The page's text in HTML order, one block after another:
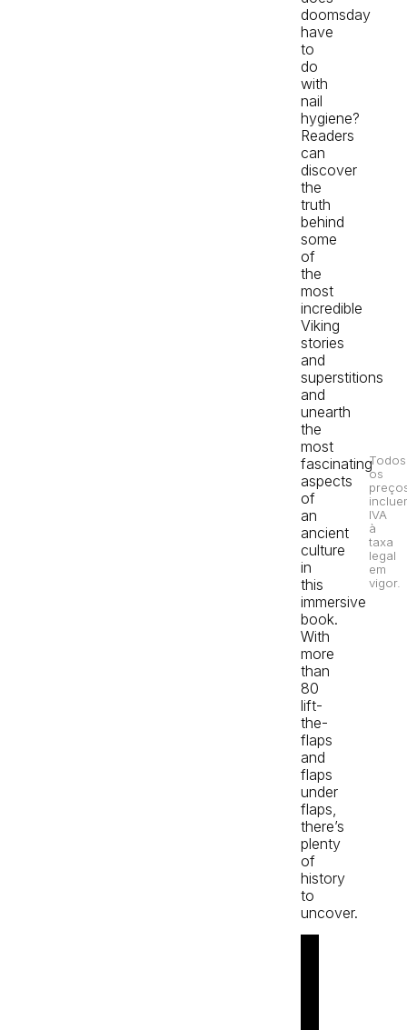
doomsday
have
to
do
with
nail
hygiene?
Readers
can
discover
the
truth
behind
some
of
the
most
incredible
Viking
stories
and
superstitions
and
unearth
the
most
fascinating
aspects
of
an
ancient
culture
in
this
immersive
book.
With
more
than
80
lift-
the-
flaps
and
flaps
under
flaps,
there’s
plenty
of
history
to
uncover.
Todos
os
IVA
à
taxa
legal
em
vigor.